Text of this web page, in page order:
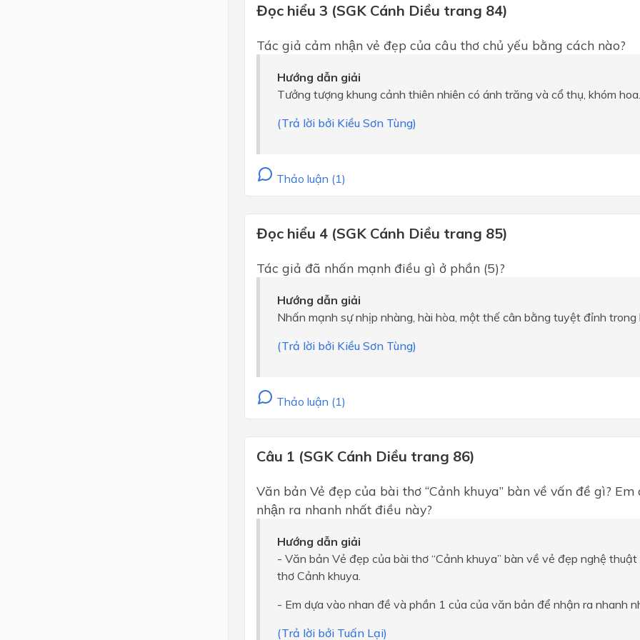
Đọc hiểu 3 (SGK Cánh Diều trang 84)
Tác giả cảm nhận vẻ đẹp của câu thơ chủ yếu bằng cách nào?
Hướng dẫn giải
Tưởng tượng khung cảnh thiên nhiên có ánh trăng và cổ thụ, khóm hoa.
(Trả lời bởi Kiều Sơn Tùng)
Thảo luận (1)
Đọc hiểu 4 (SGK Cánh Diều trang 85)
Tác giả đã nhấn mạnh điều gì ở phần (5)?
Hướng dẫn giải
Nhấn mạnh sự nhịp nhàng, hài hòa, một thế cân bằng tuyệt đỉnh trong
(Trả lời bởi Kiều Sơn Tùng)
Thảo luận (1)
Câu 1 (SGK Cánh Diều trang 86)
Văn bản Vẻ đẹp của bài thơ “Cảnh khuya” bàn về vấn đề gì?
nhận ra nhanh nhất điều này?
Hướng dẫn giải
- Văn bản Vẻ đẹp của bài thơ “Cảnh khuya” bàn về vẻ đẹp nghệ
thơ Cảnh khuya.
- Em dựa vào nhan đề và phần 1 của của văn bản để nhận ra nhanh
(Trả lời bởi Tuấn Lại)